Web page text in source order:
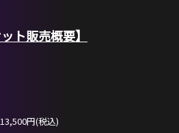
ット販売概要】
円(税込)